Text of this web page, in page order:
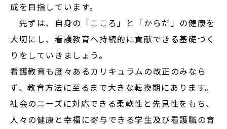
公式SNS
成を目指しています。
先ずは、自身の「こころ」と「からだ」の健康を
大切にし、看護教育へ持続的に貢献できる基礎づく
りをしていきましょう。
看護教育も度々あるカリキュラムの改正のみなら
ず、教育方法に至るまで大きな転換期にあります。
社会のニーズに対応できる柔軟性と先見性をもち、
人々の健康と幸福に寄与できる学生及び看護職の育